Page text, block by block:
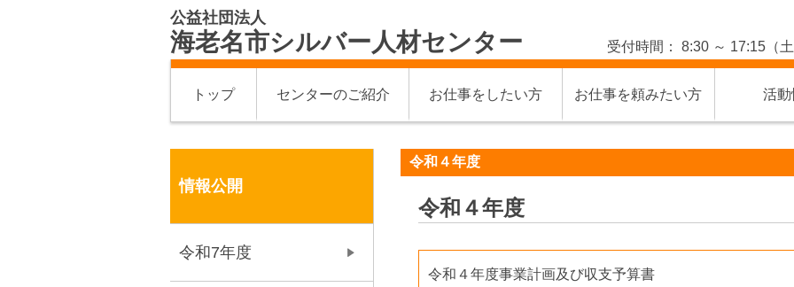
公益社団法人
海老名市シルバー人材センター 受付時間： 8:30 ～ 17:15（
トップ センターのご紹介 お仕事をしたい方 お仕事を頼みたい方 活
令和４年度
令和４年度
令和４年度事業計画及び収支予算書
情報公開
令和7年度